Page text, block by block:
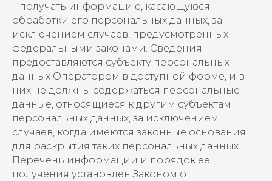
– получать информацию, касающуюся
обработки его персональных данных, за
исключением случаев, предусмотренных
федеральными законами. Сведения
предоставляются субъекту персональных
данных Оператором в доступной форме, и в
них не должны содержаться персональные
данные, относящиеся к другим субъектам
персональных данных, за исключением
случаев, когда имеются законные основания
для раскрытия таких персональных данных.
Перечень информации и порядок ее
получения установлен Законом о